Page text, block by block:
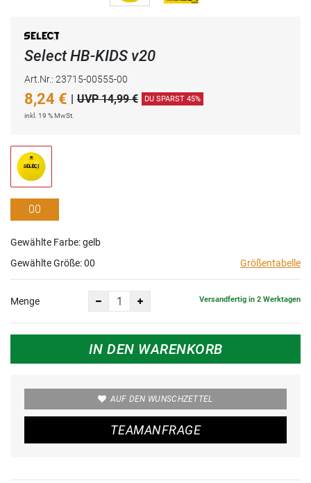
Select HB-KIDS v20
Art.Nr.: 23715-00555-00
8,24 € | UVP 14,99 € DU SPARST 45%
inkl. 19 % MwSt.
00
Gewählte Farbe: gelb
Gewählte Größe:00 Größentabelle
Menge Versandfertig in 2 Werktagen
IN DEN WARENKORB
AUF DEN WUNSCHZETTEL
TEAMANFRAGE